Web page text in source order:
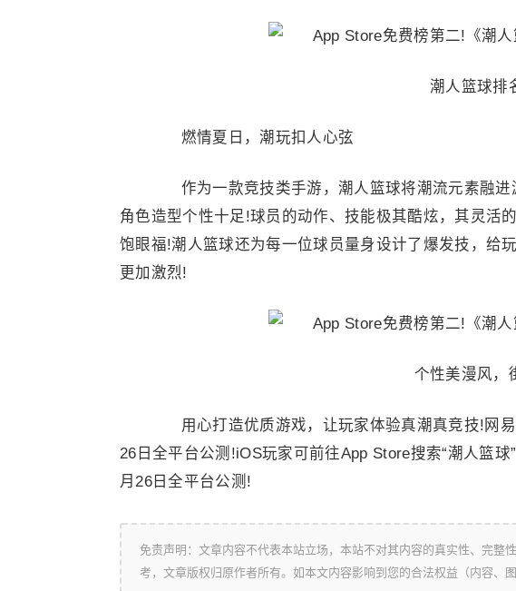
潮人篮球排
燃情夏日，潮玩扣人心弦
作为一款竞技类手游，潮人篮球将潮流元素融进
角色造型个性十足!球员的动作、技能极其酷炫，其灵活
饱眼福!潮人篮球还为每一位球员量身设计了爆发技，给
更加激烈!
个性美漫风，
用心打造优质游戏，让玩家体验真潮真竞技!网
26日全平台公测!iOS玩家可前往App Store搜索“潮人篮
月26日全平台公测!
免责声明：文章内容不代表本站立场，本站不对其内容的真实性、完整
考，文章版权归原作者所有。如本文内容影响到您的合法权益（内容、